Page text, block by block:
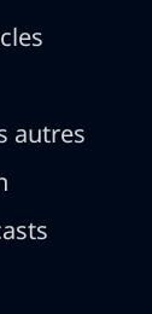
autres